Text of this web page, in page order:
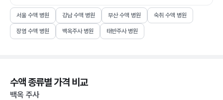
서울 수액 병원 강남 수액 병원 부산 수액 병원 숙취 수액 병원
장염 수액 병원 백옥주사 병원 태반주사 병원
수액 종류별 가격 비교
백옥 주사